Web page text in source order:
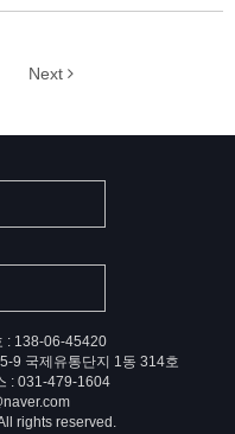
Next
: 138-06-45420
9 국제유통단지 1동 314호
: 031-479-1604
rights reserved.